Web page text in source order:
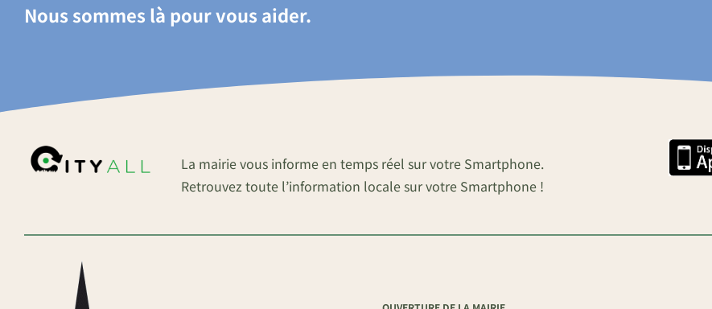
Nous sommes là pour vous aider.
La mairie vous informe en temps réel sur votre Smartphone.
Retrouvez toute l’information locale sur votre Smartphone !